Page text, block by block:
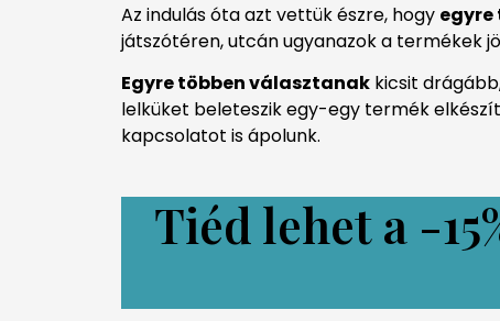
Az indulás óta azt vettük észre, hogy
játszótéren, utcán ugyanazok a termékek
Egyre többen választanak kicsit
lelküket beleteszik egy-egy termék
kapcsolatot is ápolunk.
Tiéd lehet a -